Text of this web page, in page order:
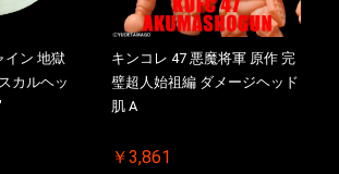
イン 地獄
カルヘッ
キンコレ 47 悪魔将軍 原作 完
璧超人始祖編 ダメージヘッド
肌 A
￥3,861